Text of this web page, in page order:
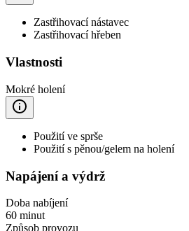
Zastřihovací nástavec
Zastřihovací hřeben
Vlastnosti
Mokré holení
Použití ve sprše
Použití s pěnou/gelem na holení
Napájení a výdrž
Doba nabíjení
60 minut
Způsob provozu